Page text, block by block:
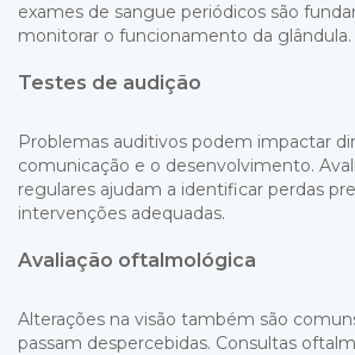
exames de sangue periódicos são
monitorar o funcionamento da glândula.
Testes de audição
Problemas auditivos podem impactar
comunicação e o desenvolvimento.
regulares ajudam a identificar perdas
intervenções adequadas.
Avaliação oftalmológica
Alterações na visão também são
passam despercebidas. Consultas